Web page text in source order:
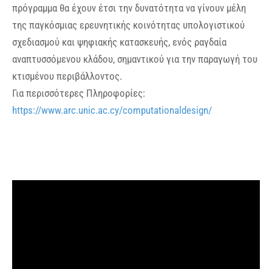
πρόγραμμα θα έχουν έτσι την δυνατότητα να γίνουν μέλη
της παγκόσμιας ερευνητικής κοινότητας υπολογιστικού
σχεδιασμού και ψηφιακής κατασκευής, ενός ραγδαία
αναπτυσσόμενου κλάδου, σημαντικού για την παραγωγή του
κτισμένου περιβάλλοντος.
Για περισσότερες Πληροφορίες:
https://www.arc.unic.ac.cy/computationaldesign/